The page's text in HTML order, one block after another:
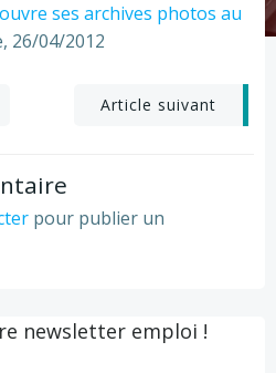
ses archives photos au
26/04/2012
Post
navigation
Article suivant
pour publier un
newsletter emploi !